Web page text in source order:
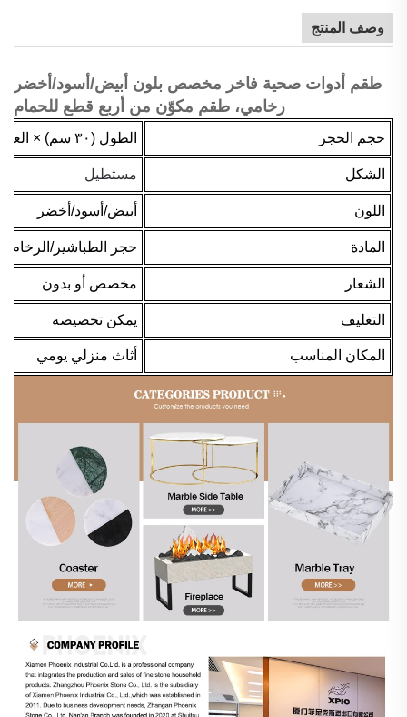
وصف المنتج
طقم أدوات صحية فاخر مخصص بلون أبيض/أسود/أخضر
رخامي، طقم مكوّن من أربع قطع للحمام
حجم الحجر الطول (٣٠ سم) × العمق (٢٠ سم)، الارتفاع (٢٠ سم) أو بأحجام مخصصة
الشكل مستطيل
اللون أبيض/أسود/أخضر
المادة حجر الطباشير/الرخام
الشعار مخصص أو بدون
التغليف يمكن تخصيصه
المكان المناسب أثاث منزلي يومي